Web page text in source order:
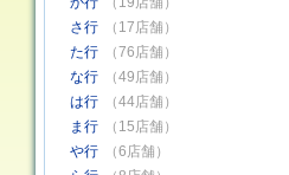
さ行
（17店舗）
た行
（76店舗）
な行
（49店舗）
は行
（44店舗）
ま行
（15店舗）
や行
（6店舗）